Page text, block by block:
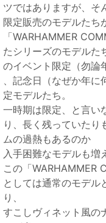
ツではありますが、そ
限定販売のモデルたち
「WARHAMMER
たシリーズのモデルた
のイベント限定（勿論
、記念日（なぜか年
定モデルたち。
一時期は限定、と言い
り、長く残っていたり
ムの過熱もあるのか
入手困難なモデルも増
この「WARHAMMER
としては通常のモデル
り、
すこしヴィネット風の